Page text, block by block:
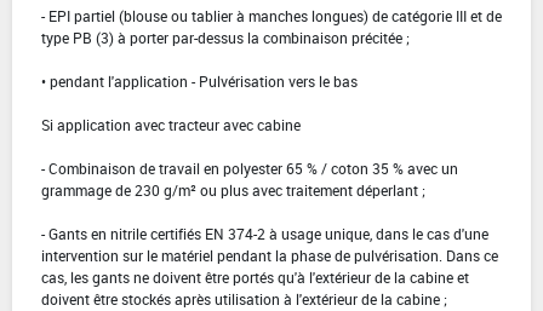
- EPI partiel (blouse ou tablier à manches longues) de catégorie III et de
type PB (3) à porter par-dessus la combinaison précitée ;
• pendant l'application - Pulvérisation vers le bas
Si application avec tracteur avec cabine
- Combinaison de travail en polyester 65 % / coton 35 % avec un
grammage de 230 g/m² ou plus avec traitement déperlant ;
- Gants en nitrile certifiés EN 374-2 à usage unique, dans le cas d'une
intervention sur le matériel pendant la phase de pulvérisation. Dans ce
cas, les gants ne doivent être portés qu'à l'extérieur de la cabine et
doivent être stockés après utilisation à l'extérieur de la cabine ;